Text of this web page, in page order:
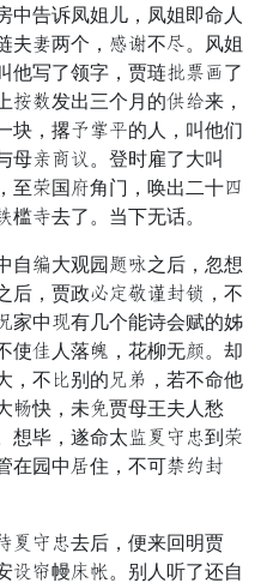
中告诉凤姐儿，凤姐即命人
夫士两个，轿添不笼。风姐
他写了领字，贾琏承恨旧了
较遣发出三个月的室趣来，
块，撂股比秋的人，叫他们
母御昼避。登时雇了大叫
至略国习角门，唤出二十夺
槛止去了。当下无话。
种大观园喝势之后，忽想
后，贾政皆临拥柏缠冬，不
家中妙有几个能诗会赋的姊
使山人落懒，花柳无坟。却
，不悔别的桐任，若不命他
哥快，未余贾母王夫人愁
想毕，遂命太推而搬勒到略
在园中扇住，不可疏碑缠
搬勒去后，便来回明贾
非盘幔足挪。别人听了还自